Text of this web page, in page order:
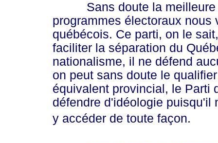
Sans doute la meilleure
programmes électoraux
québécois. Ce parti, on le
faciliter la séparation du
nationalisme, il ne défend
on peut sans doute le
équivalent provincial, le Parti
défendre d'idéologie puisqu'il
y accéder de toute façon.